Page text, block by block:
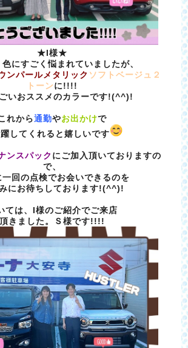
★I様★
色にすごく悩まれていましたが、
ンパールメタリック ソフトベージュ２
トーンに!!!!
いおススメのカラーです!(^^)!
れから通勤やお出かけで
してくれると嬉しいです
ンスパック にご加入頂いておりますの
で、
一回の点検でお会いできるのを
にお待ちしております!(^^)!
ては、I様のご紹介でご来店
頂きました。Ｓ様です!!!!